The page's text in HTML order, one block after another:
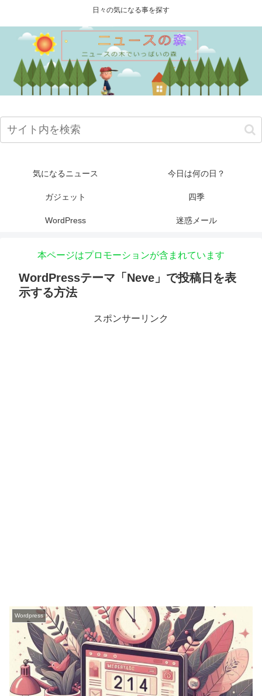
日々の気になる事を探す
気になるニュース 今日は何の日？
ガジェット 四季
WordPress 迷惑メール
本ページはプロモーションが含まれています
WordPressテーマ「Neve」で投稿日を表
示する方法
スポンサーリンク
Wordpress